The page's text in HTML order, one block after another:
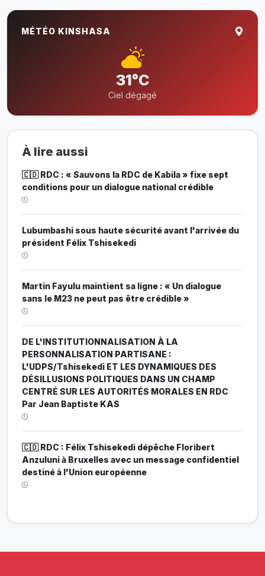
MÉTÉO KINSHASA
31°C
Ciel dégagé
À lire aussi
🇨🇩 RDC : « Sauvons la RDC de Kabila » fixe sept
conditions pour un dialogue national crédible
Lubumbashi sous haute sécurité avant l'arrivée du
président Félix Tshisekedi
Martin Fayulu maintient sa ligne : « Un dialogue
sans le M23 ne peut pas être crédible »
DE L'INSTITUTIONNALISATION À LA
PERSONNALISATION PARTISANE :
L'UDPS/Tshisekedi ET LES DYNAMIQUES DES
DÉSILLUSIONS POLITIQUES DANS UN CHAMP
CENTRÉ SUR LES AUTORITÉS MORALES EN RDC
Par Jean Baptiste KAS
🇨🇩 RDC : Félix Tshisekedi dépêche Floribert
Anzuluni à Bruxelles avec un message confidentiel
destiné à l'Union européenne